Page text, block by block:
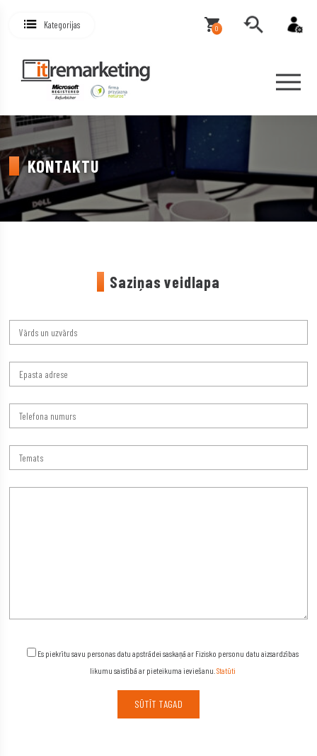
Kategorijas 0
KONTAKTU
Saziņas veidlapa
Es piekrītu savu personas datu apstrādei saskaņā ar Fizisko personu datu aizsardzības
likumu saistībā ar pieteikuma ieviešanu. Statūti